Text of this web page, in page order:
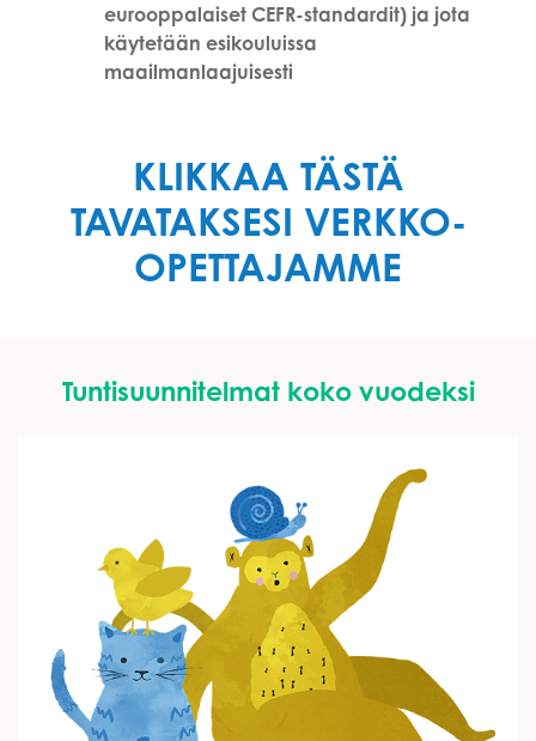
eurooppalaiset CEFR-standardit) ja jota
käytetään esikouluissa
maailmanlaajuisesti
KLIKKAA TÄSTÄ
TAVATAKSESI VERKKO-
OPETTAJAMME
Tuntisuunnitelmat koko vuodeksi